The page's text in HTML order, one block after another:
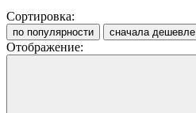
Сортировка:
по популярности сначала дешевле
Отображение: